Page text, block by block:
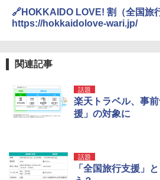
A26 地球の歩き方
新しい日本地理
解く (講談社現代新
テント ワンタッチ
500002(88859)
ーティング フルク
簡単設置 ポップア
ュ(BC仕様) PATC-
[キャンパーズコレ
￥6,999
関の購入実績 登山
防災用品 長期保存
送
着替えテント トイ
🔗HOKKAIDO LOVE! 割（全国旅
https://hokkaidolove-wari.jp/
関連記事
話題
楽天トラベル、事
援」の対象に
話題
「全国旅行支援」